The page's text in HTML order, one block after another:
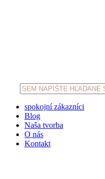
Products
search
spokojní zákazníci
Blog
Naša tvorba
O nás
Kontakt